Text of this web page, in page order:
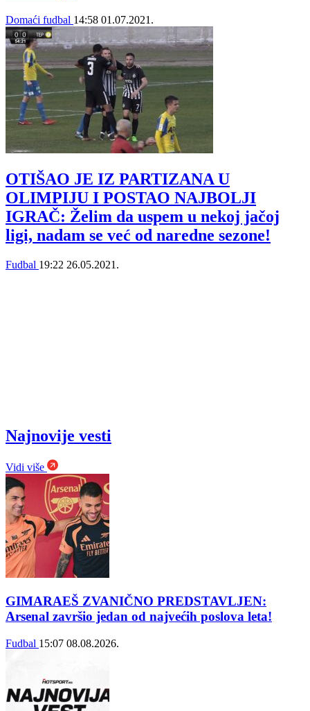
Domaći fudbal 14:58 01.07.2021.
OTIŠAO JE IZ PARTIZANA U
OLIMPIJU I POSTAO NAJBOLJI
IGRAČ: Želim da uspem u nekoj jačoj
ligi, nadam se već od naredne sezone!
Fudbal 19:22 26.05.2021.
Najnovije vesti
Vidi više
GIMARAEŠ ZVANIČNO PREDSTAVLJEN:
Arsenal završio jedan od najvećih poslova leta!
Fudbal 15:07 08.08.2026.